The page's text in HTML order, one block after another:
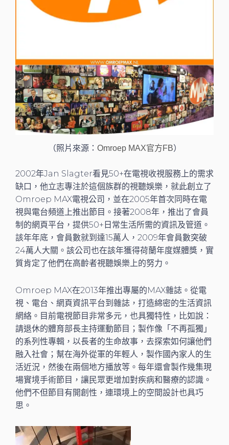
（照片來源： Omroep MAX官方FB）
2002年Jan Slagter看見50+在電視收視服務上的需求
缺口，他立志專注於這個族群的視聽娛樂，就此創立了
Omroep MAX電視公司，並在2005年首次同時在電
視與電台頻道上推出節目。接著2008年，推出了會員
制的網頁平台，提供50+日常生活所需的資訊及管道。
該年年底，會員數就到達15萬人，2009年會員數突破
24萬人大關。該公司也在該年獲得荷蘭年度媒體獎，實
質肯定了他們在高齡者視聽娛樂上的努力。
Omroep MAX在2013年推出專屬的MAX雜誌。從電
視、電台、網頁資訊平台到雜誌，打造綿密的生活資訊
網絡。目前電視節目非常多元，也具獨特性，比如說：
請退休的體育部長主持運動節目；製作像「不再孤獨」
的系列性專輯，以長者的生命故事，去探索如何讓他們
融入社會；幫在海外從軍的年輕人，製作國內家人的生
活近況，然後在兩個地方播放等。每年還會製作幾集現
場實境手術節目，讓民眾更增加對疾病和醫療的認識。
他們不但節目有開創性，連環境上的空間設計也具巧
思。